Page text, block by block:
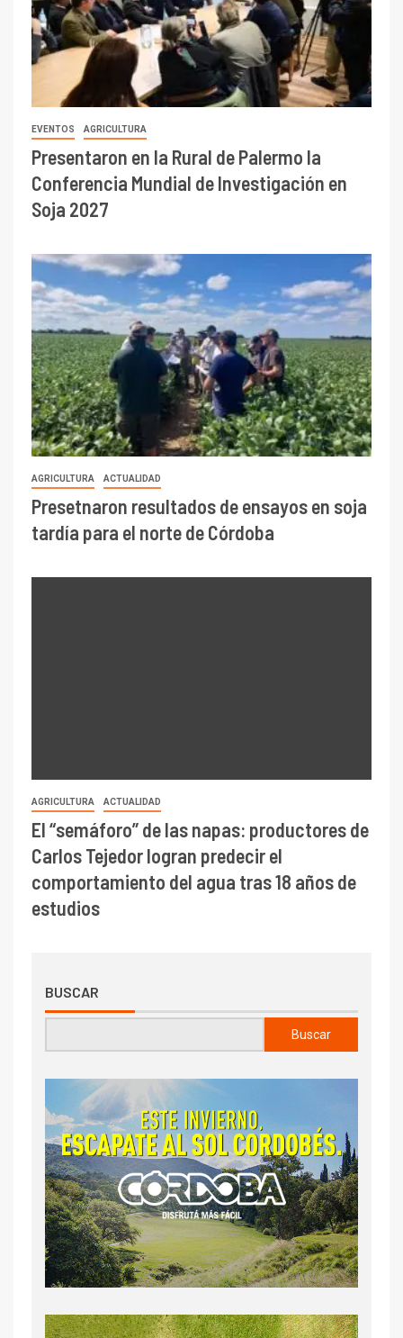
EVENTOS AGRICULTURA
Presentaron en la Rural de Palermo la
Conferencia Mundial de Investigación en
Soja 2027
AGRICULTURA ACTUALIDAD
Presetnaron resultados de ensayos en soja
tardía para el norte de Córdoba
AGRICULTURA ACTUALIDAD
El “semáforo” de las napas: productores de
Carlos Tejedor logran predecir el
comportamiento del agua tras 18 años de
estudios
BUSCAR
Buscar